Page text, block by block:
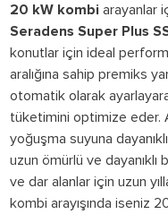
20 kW kombi arayanlar
Seradens Super Plus
konutlar için ideal
aralığına sahip premiks
otomatik olarak
tüketimini optimize eder.
yoğuşma suyuna
uzun ömürlü ve
ve dar alanlar için uzun
kombi arayışında iseniz